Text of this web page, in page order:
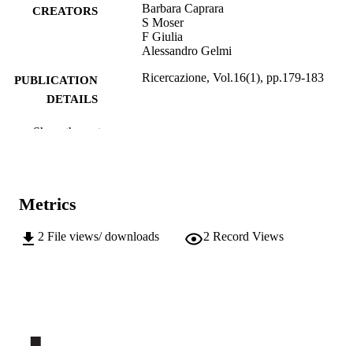
CREATORS
Barbara Caprara
S Moser
F Giulia
Alessandro Gelmi
PUBLICATION
DETAILS
Ricercazione, Vol.16(1), pp.179-183
NUMBER OF
PAGES
COPYRIGHT
Show the rest
Metrics
2 File views/ downloads 2 Record Views